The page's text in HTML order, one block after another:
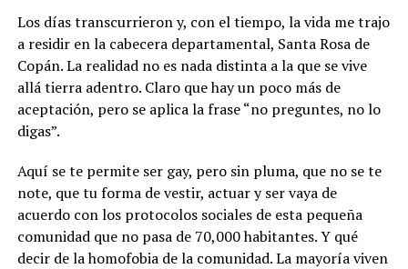
Los días transcurrieron y, con el tiempo, la vida me trajo
a residir en la cabecera departamental, Santa Rosa de
Copán. La realidad no es nada distinta a la que se vive
allá tierra adentro. Claro que hay un poco más de
aceptación, pero se aplica la frase “no preguntes, no lo
digas”.
Aquí se te permite ser gay, pero sin pluma, que no se te
note, que tu forma de vestir, actuar y ser vaya de
acuerdo con los protocolos sociales de esta pequeña
comunidad que no pasa de 70,000 habitantes. Y qué
decir de la homofobia de la comunidad. La mayoría viven